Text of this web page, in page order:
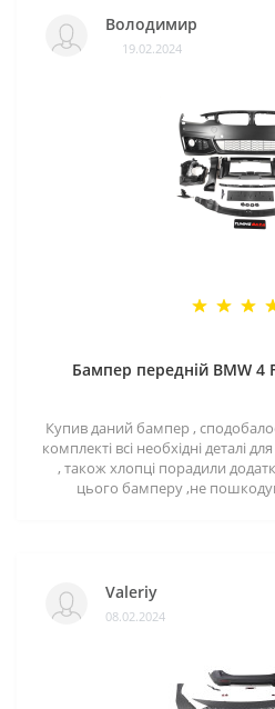
Володимир
19.02.2024
Бампер передній BMW 4
Купив даний бампер ,
комплекті всі необхідні деталі
, також хлопці порадили
цього бамперу ,не
Valeriy
08.02.2024